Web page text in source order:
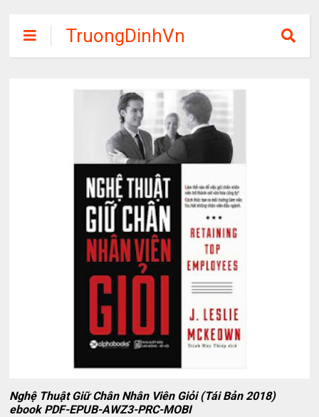
TruongDinhVn
Chia sẽ ebook,
phần mềm học
tập miễn phí
Nghệ Thuật Giữ Chân Nhân Viên Giỏi (Tái Bản 2018)
ebook PDF-EPUB-AWZ3-PRC-MOBI